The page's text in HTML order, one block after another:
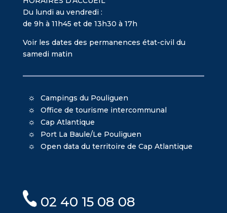
Du lundi au vendredi :
de 9h à 11h45 et de 13h30 à 17h
Voir les dates des permanences état-civil du
samedi matin
Campings du Pouliguen
Office de tourisme intercommunal
Cap Atlantique
Port La Baule/Le Pouliguen
Open data du territoire de Cap Atlantique
02 40 15 08 08